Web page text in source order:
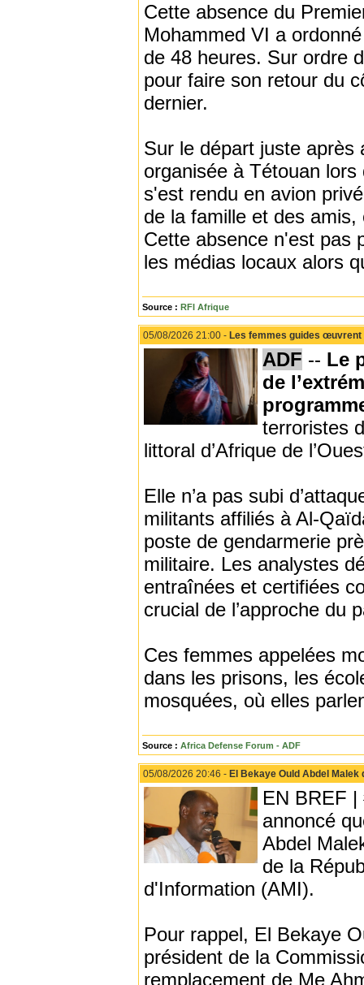
Cette absence du
Mohammed VI a
de 48 heures. Sur ordre
pour faire son retour du
dernier.
Sur le départ juste après
organisée à Tétouan
s'est rendu en avion
de la famille et des
Cette absence n'est pas
les médias locaux alors
Source : RFI Afrique
05/08/2026 21:00 - Les femmes guides
ADF -- Le
de
terroristes
littoral d’Afrique de
Elle n’a pas subi
militants affiliés à Al-
poste de gendarmerie
militaire. Les analystes
entraînées et certifiées
crucial de l’approche du
Ces femmes appelées
dans les prisons, les
mosquées, où elles
Source : Africa Defense Forum - ADF
05/08/2026 20:46 - El Bekaye Ould Abdel
EN BREF |
annoncé
Abdel
de la
d'Information (AMI).
Pour rappel, El Bekaye
président de la
remplacement de Me